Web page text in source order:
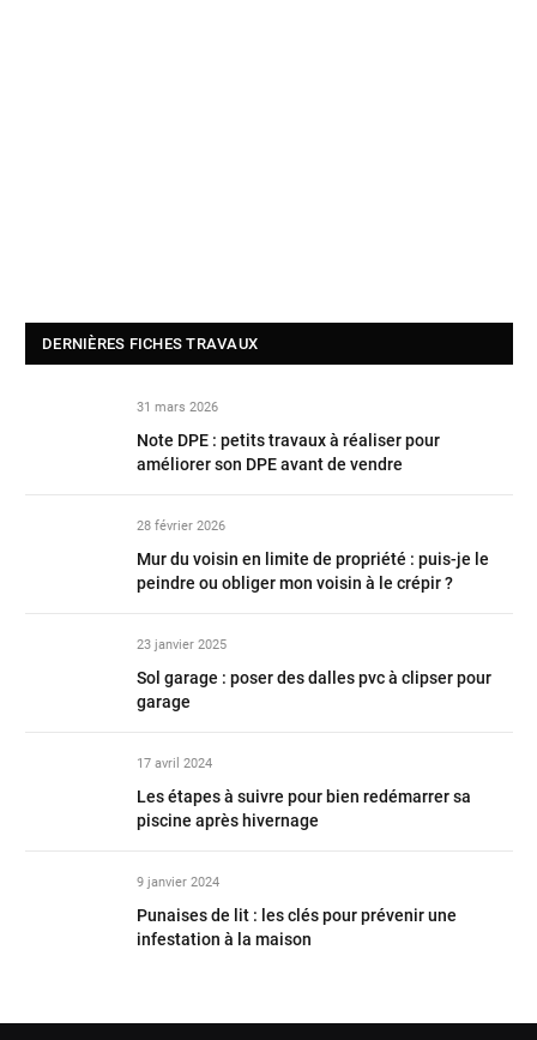
DERNIÈRES FICHES TRAVAUX
31 mars 2026
Note DPE : petits travaux à réaliser pour
améliorer son DPE avant de vendre
28 février 2026
Mur du voisin en limite de propriété : puis-je le
peindre ou obliger mon voisin à le crépir ?
23 janvier 2025
Sol garage : poser des dalles pvc à clipser pour
garage
17 avril 2024
Les étapes à suivre pour bien redémarrer sa
piscine après hivernage
9 janvier 2024
Punaises de lit : les clés pour prévenir une
infestation à la maison